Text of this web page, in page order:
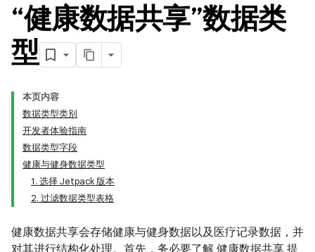
“健康数据共享”数据类
型
本页内容
数据类型类别
开发者体验指南
数据类型字段
健康与健身数据类型
1. 选择 Jetpack 版本
2. 过滤数据类型表格
健康数据共享会存储健康与健身数据以及医疗记录数据，并
对其进行结构化处理。首先，务必要了解 健康数据共享 提